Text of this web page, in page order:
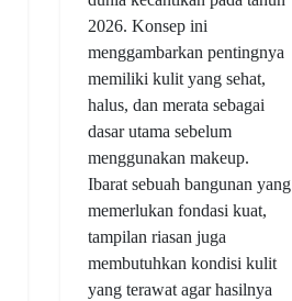
2026. Konsep ini
menggambarkan pentingnya
memiliki kulit yang sehat,
halus, dan merata sebagai
dasar utama sebelum
menggunakan makeup.
Ibarat sebuah bangunan yang
memerlukan fondasi kuat,
tampilan riasan juga
membutuhkan kondisi kulit
yang terawat agar hasilnya